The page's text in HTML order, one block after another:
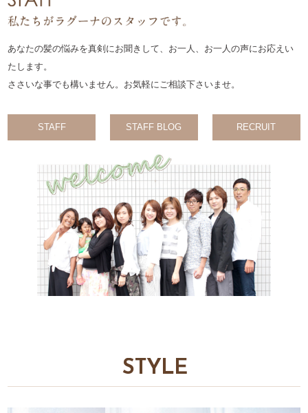
あなたの髪の悩みを真剣にお聞きして、お一人、お一人の声にお応えい
たします。
ささいな事でも構いません。お気軽にご相談下さいませ。
STAFF STAFF BLOG RECRUIT
STYLE